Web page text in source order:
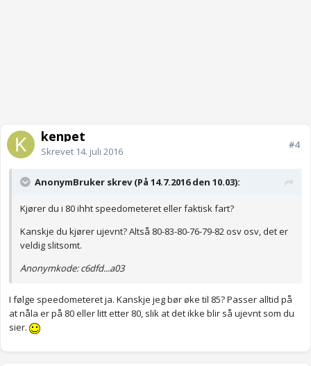
kenpet
Skrevet 14. juli 2016
#4
AnonymBruker skrev (På 14.7.2016 den 10.03):
Kjører du i 80 ihht speedometeret eller faktisk fart?
Kanskje du kjører ujevnt? Altså 80-83-80-76-79-82 osv osv, det er
veldig slitsomt.
Anonymkode: c6dfd...a03
I følge speedometeret ja. Kanskje jeg bør øke til 85? Passer alltid på
at nåla er på 80 eller litt etter 80, slik at det ikke blir så ujevnt som du
sier.